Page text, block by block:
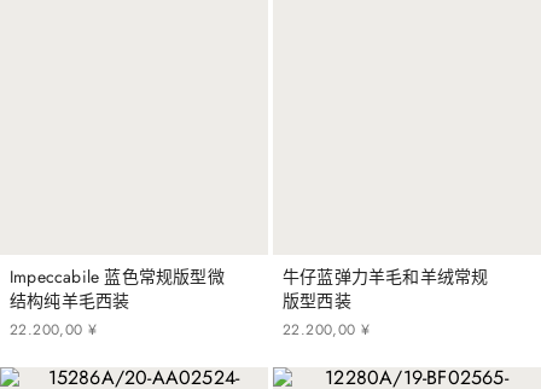
Impeccabile 蓝色常规版型微
结构纯羊毛西装
¥
22 ,
200
. 00
牛仔蓝弹力羊毛和羊绒常规
版型西装
¥
22 ,
200
. 00